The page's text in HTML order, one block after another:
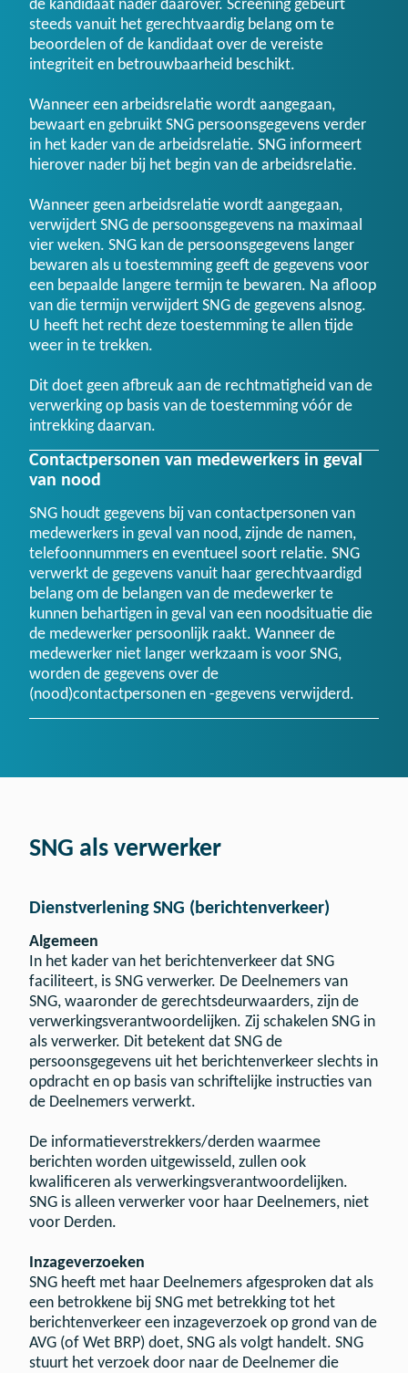
de kandidaat nader daarover. Screening gebeurt
steeds vanuit het gerechtvaardig belang om te
beoordelen of de kandidaat over de vereiste
integriteit en betrouwbaarheid beschikt.
Wanneer een arbeidsrelatie wordt aangegaan,
bewaart en gebruikt SNG persoonsgegevens verder
in het kader van de arbeidsrelatie. SNG informeert
hierover nader bij het begin van de arbeidsrelatie.
Wanneer geen arbeidsrelatie wordt aangegaan,
verwijdert SNG de persoonsgegevens na maximaal
vier weken. SNG kan de persoonsgegevens langer
bewaren als u toestemming geeft de gegevens voor
een bepaalde langere termijn te bewaren. Na afloop
van die termijn verwijdert SNG de gegevens alsnog.
U heeft het recht deze toestemming te allen tijde
weer in te trekken.
Dit doet geen afbreuk aan de rechtmatigheid van de
verwerking op basis van de toestemming vóór de
intrekking daarvan.
Contactpersonen van medewerkers in geval
van nood
SNG houdt gegevens bij van contactpersonen van
medewerkers in geval van nood, zijnde de namen,
telefoonnummers en eventueel soort relatie. SNG
verwerkt de gegevens vanuit haar gerechtvaardigd
belang om de belangen van de medewerker te
kunnen behartigen in geval van een noodsituatie die
de medewerker persoonlijk raakt. Wanneer de
medewerker niet langer werkzaam is voor SNG,
worden de gegevens over de
(nood)contactpersonen en -gegevens verwijderd.
SNG als verwerker
Dienstverlening SNG (berichtenverkeer)
Algemeen
In het kader van het berichtenverkeer dat SNG
faciliteert, is SNG verwerker. De Deelnemers van
SNG, waaronder de gerechtsdeurwaarders, zijn de
verwerkingsverantwoordelijken. Zij schakelen SNG in
als verwerker. Dit betekent dat SNG de
persoonsgegevens uit het berichtenverkeer slechts in
opdracht en op basis van schriftelijke instructies van
de Deelnemers verwerkt.
De informatieverstrekkers/derden waarmee
berichten worden uitgewisseld, zullen ook
kwalificeren als verwerkingsverantwoordelijken.
SNG is alleen verwerker voor haar Deelnemers, niet
voor Derden.
Inzageverzoeken
SNG heeft met haar Deelnemers afgesproken dat als
een betrokkene bij SNG met betrekking tot het
berichtenverkeer een inzageverzoek op grond van de
AVG (of Wet BRP) doet, SNG als volgt handelt. SNG
stuurt het verzoek door naar de Deelnemer die